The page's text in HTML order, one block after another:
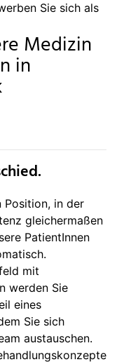
Sie sich als
Medizin
in
Position, in der
gleichermaßen
PatientInnen
mit
werden Sie
eines
Sie sich
austauschen.